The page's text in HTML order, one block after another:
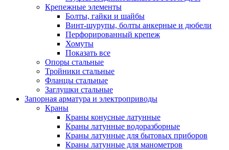
Крепежные элементы
Болты, гайки и шайбы
Винт-шурупы, болты анкерные и дюбели
Перфорированный крепеж
Хомуты
Показать все
Опоры стальные
Тройники стальные
Фланцы стальные
Заглушки стальные
Запорная арматура и электроприводы
Краны
Краны конусные латунные
Краны латунные водоразборные
Краны латунные для бытовых приборов
Краны латунные для манометров